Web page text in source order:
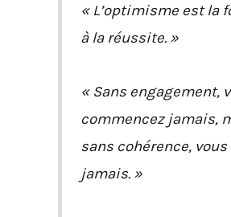
« L’optimisme est la
à la réussite. »
« Sans engagement,
commencez jamais,
sans cohérence,
jamais. »